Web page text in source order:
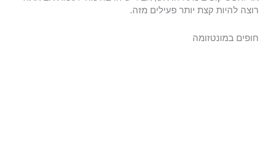
רוצה להיות קצת יותר פעילים מזה.
חופים במונטזומה